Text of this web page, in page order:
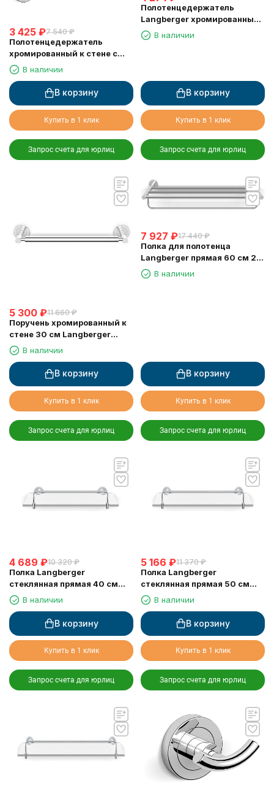
3 425 ₽7 540 ₽
Полотенцедержатель
хромированный к стене с
пятью крючками Langberger
11035A
В наличии
В корзину
Купить в 1 клик
Запрос счета для юрлиц
Полотенцедержатель
Langberger хромированный
к стене одинарный 60 см
11001A
В наличии
В корзину
Купить в 1 клик
Запрос счета для юрлиц
5 300 ₽11 660 ₽
Поручень хромированный к
стене 30 см Langberger
11056AВ наличии
В корзину
Купить в 1 клик
Запрос счета для юрлиц
7 927 ₽17 440 ₽
Полка для полотенца
Langberger прямая 60 см 2-х
этажная 11003B
В наличии
В корзину
Купить в 1 клик
Запрос счета для юрлиц
4 689 ₽10 320 ₽
Полка Langberger
стеклянная прямая 40 см
11051DВ наличии
В корзину
Купить в 1 клик
Запрос счета для юрлиц
5 166 ₽11 370 ₽
Полка Langberger
стеклянная прямая 50 см
11051EВ наличии
В корзину
Купить в 1 клик
Запрос счета для юрлиц